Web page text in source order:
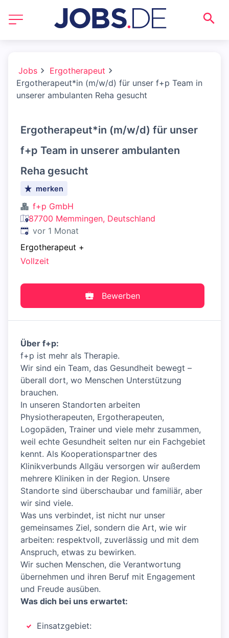
Jobs
Ergotherapeut
Ergotherapeut*in (m/w/d) für unser f+p Team in
unserer ambulanten Reha gesucht
Ergotherapeut*in (m/w/d) für unser
f+p Team in unserer ambulanten
Reha gesucht
merken
f+p GmbH
87700 Memmingen, Deutschland
Veröffentlicht:
vor 1 Monat
Ergotherapeut +
Vollzeit
Bewerben
Über f+p:
f+p ist mehr als Therapie.
Wir sind ein Team, das Gesundheit bewegt –
überall dort, wo Menschen Unterstützung
brauchen.
In unseren Standorten arbeiten
Physiotherapeuten, Ergotherapeuten,
Logopäden, Trainer und viele mehr zusammen,
weil echte Gesundheit selten nur ein Fachgebiet
kennt. Als Kooperationspartner des
Klinikverbunds Allgäu versorgen wir außerdem
mehrere Kliniken in der Region. Unsere
Standorte sind überschaubar und familiär, aber
wir sind viele.
Was uns verbindet, ist nicht nur unser
gemeinsames Ziel, sondern die Art, wie wir
arbeiten: respektvoll, zuverlässig und mit dem
Anspruch, etwas zu bewirken.
Wir suchen Menschen, die Verantwortung
übernehmen und ihren Beruf mit Engagement
und Freude ausüben.
Was dich bei uns erwartet:
Einsatzgebiet: